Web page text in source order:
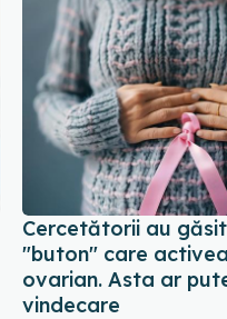
Cercetătorii au
"buton" care
ovarian. Asta ar
vindecare